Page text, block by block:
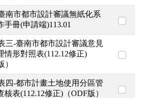
臺南市都市設計審議無紙化系
手冊(申請端)113.01
三-臺南市都市設計審議意見
情形對照表(112.12修正)
）
四-都市計畫土地使用分區管
核表(112.12修正)（ODF版）